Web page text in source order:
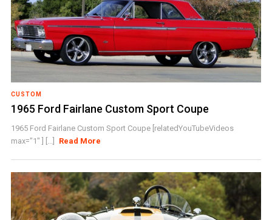
CUSTOM
1965 Ford Fairlane Custom Sport Coupe
1965 Ford Fairlane Custom Sport Coupe [relatedYouTubeVideos
max="1" ] [...]
Read More